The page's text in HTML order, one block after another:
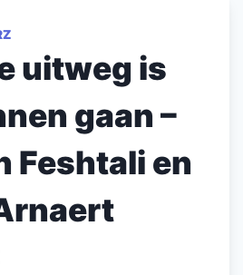
uitweg is
gaan –
Feshtali en